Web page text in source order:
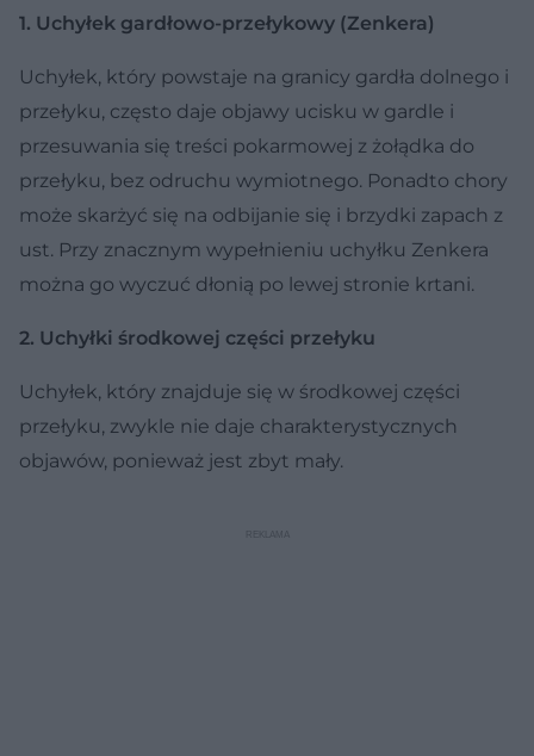
1. Uchyłek gardłowo-przełykowy (Zenkera)
Uchyłek, który powstaje na granicy gardła dolnego i
przełyku, często daje objawy ucisku w gardle i
przesuwania się treści pokarmowej z żołądka do
przełyku, bez odruchu wymiotnego. Ponadto chory
może skarżyć się na odbijanie się i brzydki zapach z
ust. Przy znacznym wypełnieniu uchyłku Zenkera
można go wyczuć dłonią po lewej stronie krtani.
2. Uchyłki środkowej części przełyku
Uchyłek, który znajduje się w środkowej części
przełyku, zwykle nie daje charakterystycznych
objawów, ponieważ jest zbyt mały.